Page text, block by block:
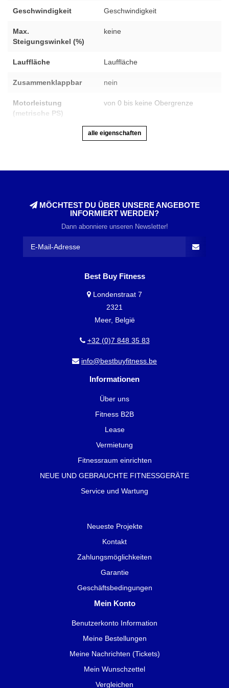
Geschwindigkeit Geschwindigkeit
Max.
Steigungswinkel (%)
keine
Lauffläche Lauffläche
Zusammenklappbar nein
Motorleistung
(metrische PS)
von 0 bis keine Obergrenze
alle eigenschaften
MÖCHTEST DU ÜBER UNSERE ANGEBOTE
INFORMIERT WERDEN?
Dann abonniere unseren Newsletter!
Best Buy Fitness
Londenstraat 7
2321
Meer, België
+32 (0)7 848 35 83
info@bestbuyfitness.be
Informationen
Über uns
Fitness B2B
Lease
Vermietung
Fitnessraum einrichten
NEUE UND GEBRAUCHTE FITNESSGERÄTE
Service und Wartung
Neueste Projekte
Kontakt
Zahlungsmöglichkeiten
Garantie
Geschäftsbedingungen
Mein Konto
Benutzerkonto Information
Meine Bestellungen
Meine Nachrichten (Tickets)
Mein Wunschzettel
Vergleichen